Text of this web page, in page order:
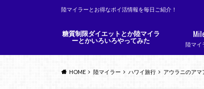
糖質制限ダイエットとか陸マイラ
ーとかいろいろやってみた
陸マイラーとお得なポイ活情報を毎日ご紹介！
陸マイ
HOME 陸マイラー ハワイ旅行 アウラニのア